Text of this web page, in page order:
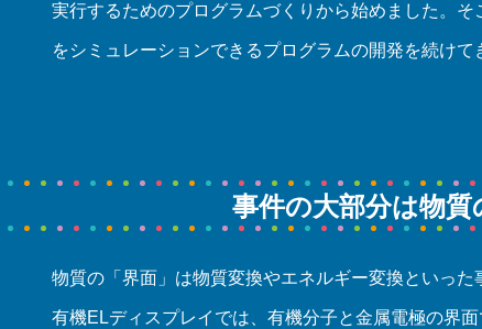
実行するためのプログラムづくりから始めました。
をシミュレーションできるプログラムの開発を続けて
事件の大部分は物
物質の「界面」は物質変換やエネルギー変換といっ
有機ELディスプレイでは、有機分子と金属電極の界